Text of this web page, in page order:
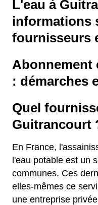
L'eau à
informations
fournisseurs
Abonnement
: démarches
Quel
Guitrancourt
En France,
l'eau potable est un
communes. Ces
elles-mêmes ce
une entreprise